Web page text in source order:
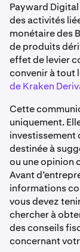
Payward
des activités
monétaire des
de produits
effet de levier
convenir à tout
de Kraken
Cette
uniquement.
investissement
destinée à
ou une opinion
Avant
informations
vous devez
chercher à
des conseils
concernant